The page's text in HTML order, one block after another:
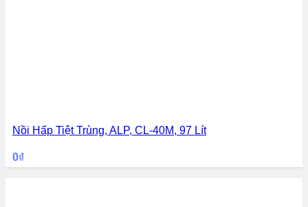
Nồi Hấp Tiệt Trùng, ALP, CL-40M, 97 Lít
0₫